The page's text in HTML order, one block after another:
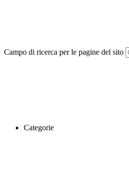
Campo di ricerca per le pagine del sito
Categorie